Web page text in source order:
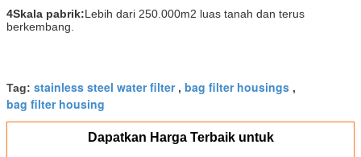
4Skala pabrik:Lebih dari 250.000m2 luas tanah dan terus
berkembang.
Tag: stainless steel water filter, bag filter housings ,
bag filter housing
Dapatkan Harga Terbaik untuk